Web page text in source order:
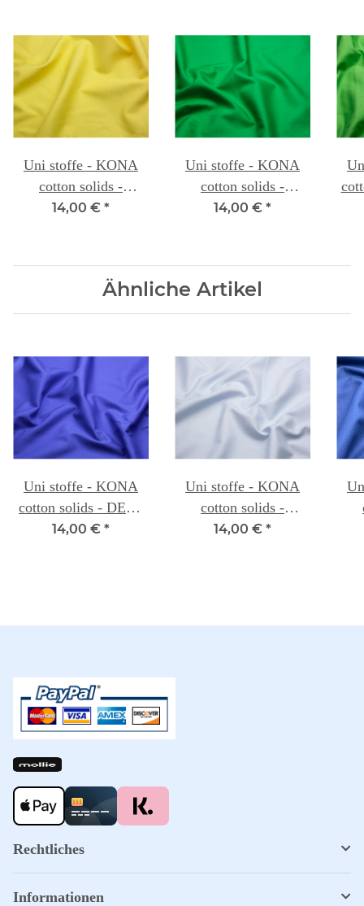
Uni stoffe - KONA
cotton solids -
CANARY 005
14,00 € *
Uni stoffe - KONA
cotton solids -
CLOVER 106A
14,00 € *
Ähnliche Artikel
Uni stoffe - KONA
cotton solids - DEEP
BLUE 072
14,00 € *
Uni stoffe - KONA
cotton solids -
CLOUD 066A
14,00 € *
Rechtliches
Informationen